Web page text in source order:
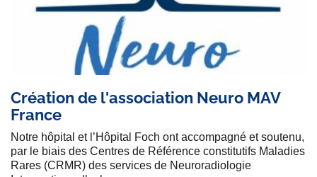
Création de l'association Neuro MAV
France
Notre hôpital et l’Hôpital Foch ont accompagné et soutenu,
par le biais des Centres de Référence constitutifs Maladies
Rares (CRMR) des services de Neuroradiologie